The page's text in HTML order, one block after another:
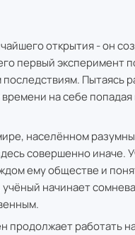
открытия - он
первый эксперимент
Пытаясь
на себе попадая
населённом
совершенно иначе.
ему обществе и
начинает
продолжает работать